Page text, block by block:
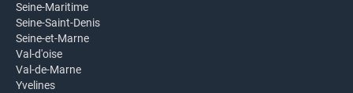
Seine-Maritime
Seine-Saint-Denis
Seine-et-Marne
Val-d'oise
Val-de-Marne
Yvelines